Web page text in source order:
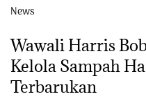
News
Wawali Harris
Kelola Sampah
Terbarukan